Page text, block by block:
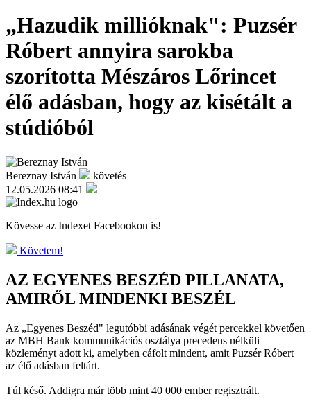
„Hazudik millióknak": Puzsér
Róbert annyira sarokba
szorította Mészáros Lőrincet
élő adásban, hogy az kisétált a
stúdióból
Bereznay István
követés
12.05.2026 08:41
Kövesse az Indexet Facebookon is!
Követem!
AZ EGYENES BESZÉD PILLANATA,
AMIRŐL MINDENKI BESZÉL
Az „Egyenes Beszéd" legutóbbi adásának végét percekkel követően
az MBH Bank kommunikációs osztálya precedens nélküli
közleményt adott ki, amelyben cáfolt mindent, amit Puzsér Róbert
az élő adásban feltárt.
Túl késő. Addigra már több mint 40 000 ember regisztrált.